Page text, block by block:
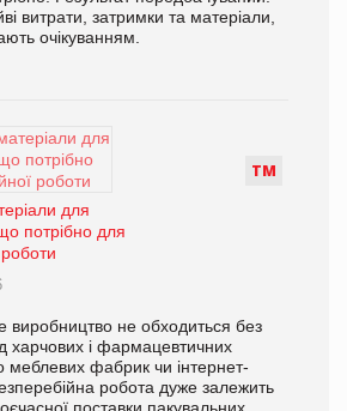
витрати, затримки та матеріали,
очікуванням.
ТМ
для
потрібно для
виробництво не обходиться без
харчових і фармацевтичних
меблевих фабрик чи інтернет-
робота дуже залежить
поставки пакувальних